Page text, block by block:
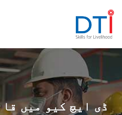
ڈی ایچ کیو میں